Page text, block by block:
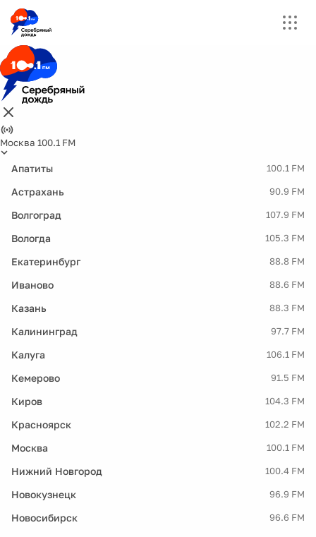
Москва 100.1 FM
Апатиты 100.1 FM
Астрахань 90.9 FM
Волгоград 107.9 FM
Вологда 105.3 FM
Екатеринбург 88.8 FM
Иваново 88.6 FM
Казань 88.3 FM
Калининград 97.7 FM
Калуга 106.1 FM
Кемерово 91.5 FM
Киров 104.3 FM
Красноярск 102.2 FM
Москва 100.1 FM
Нижний Новгород 100.4 FM
Новокузнецк 96.9 FM
Новосибирск 96.6 FM